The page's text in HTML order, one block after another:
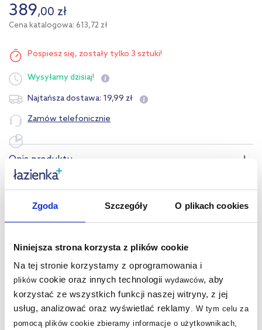
Zgoda Szczegóły O plikach cookies
Niniejsza strona korzysta z plików cookie
Na tej stronie korzystamy z oprogramowania i
plikówcookie oraz innych technologii wydawców, aby
korzystać ze wszystkich funkcji naszej witryny, z jej
usług, analizować oraz wyświetlać reklamy. W tym celu za
pomocą plików cookie zbieramy informacje o użytkownikach,
389,00 zł
Cena katalogowa: 613,72 zł
Pospiesz się, zostały tylko 3 sztuki!
Wysyłamydzisiaj!
Najtańsza dostawa: 19,99 zł
Zamów telefonicznie
Opis produktu
Dane techniczne
Produkty z serii:
Opinie o produkcie (1)
Pytania i odpowiedzi